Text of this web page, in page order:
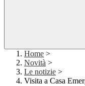
Home >
Novità >
Le notizie >
Visita a Casa